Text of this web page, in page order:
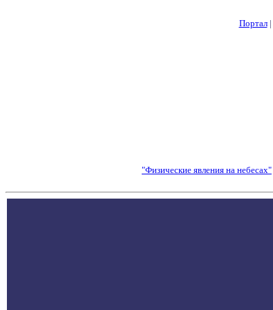
Портал|
"Физические явления на небесах"